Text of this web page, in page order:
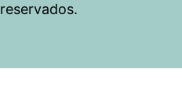
reservados.